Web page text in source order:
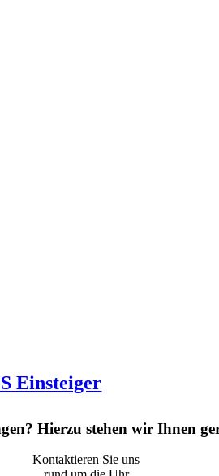
Einsteiger
Hierzu stehen wir Ihnen
Kontaktieren Sie uns